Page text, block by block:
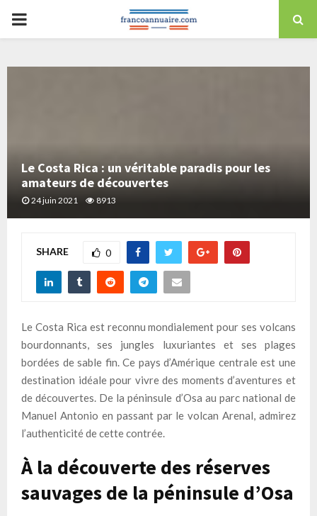
content
PRIMARY
Le Costa Rica : un véritable paradis pour les
amateurs de découvertes
24 juin 2021 8913
SHARE 0
Le Costa Rica est reconnu mondialement pour ses volcans
bourdonnants, ses jungles luxuriantes et ses plages
bordées de sable fin. Ce pays d’Amérique centrale est une
destination idéale pour vivre des moments d’aventures et
de découvertes. De la péninsule d’Osa au parc national de
Manuel Antonio en passant par le volcan Arenal, admirez
l’authenticité de cette contrée.
À la découverte des réserves
sauvages de la péninsule d’Osa